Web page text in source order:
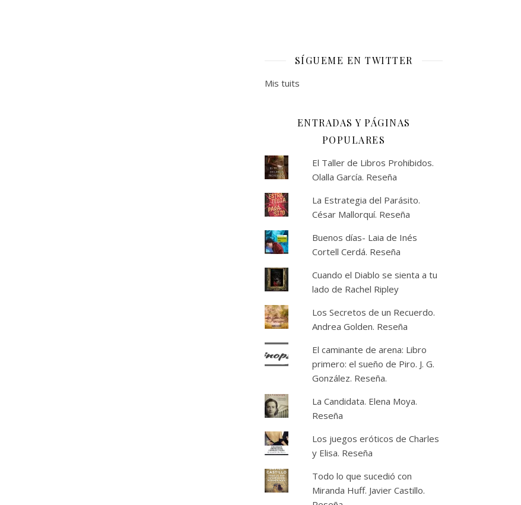
SÍGUEME EN TWITTER
Mis tuits
ENTRADAS Y PÁGINAS
POPULARES
El Taller de Libros Prohibidos.
Olalla García. Reseña
La Estrategia del Parásito.
César Mallorquí. Reseña
Buenos días- Laia de Inés
Cortell Cerdá. Reseña
Cuando el Diablo se sienta a tu
lado de Rachel Ripley
Los Secretos de un Recuerdo.
Andrea Golden. Reseña
El caminante de arena: Libro
primero: el sueño de Piro. J. G.
González. Reseña.
La Candidata. Elena Moya.
Reseña
Los juegos eróticos de Charles
y Elisa. Reseña
Todo lo que sucedió con
Miranda Huff. Javier Castillo.